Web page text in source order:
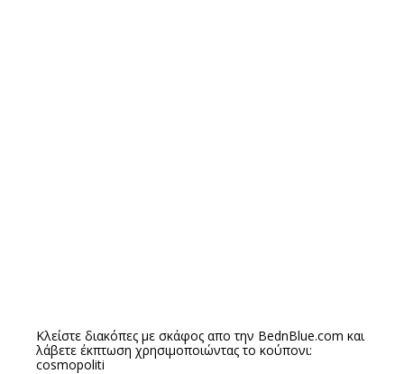
Κλείστε διακόπες με σκάφος απο την BednBlue.com και
λάβετε έκπτωση χρησιμοποιώντας το κούπονι:
cosmopoliti